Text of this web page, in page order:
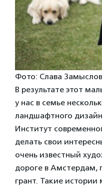
Фото: Слава
В результате этот
у нас в семье
ландшафтного
Институт
делать свои
очень известный
дороге в Амстердам,
грант. Такие истории